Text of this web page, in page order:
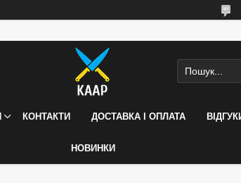
КОНТАКТИ ДОСТАВКА І ОПЛАТА
НОВИНКИ